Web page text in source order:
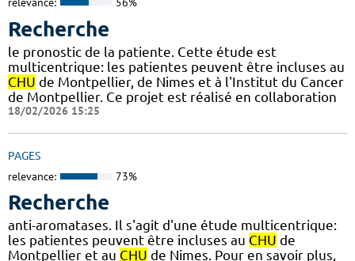
Recherche
le pronostic de la patiente. Cette étude est
multicentrique: les patientes peuvent être incluses au
CHU de Montpellier, de Nimes et à l'Institut du Cancer
de Montpellier. Ce projet est réalisé en collaboration
18/02/2026 15:25
PAGES
relevance: 73%
Recherche
anti-aromatases. Il s'agit d'une étude multicentrique:
les patientes peuvent être incluses au CHU de
Montpellier et au CHU de Nimes. Pour en savoir plus,